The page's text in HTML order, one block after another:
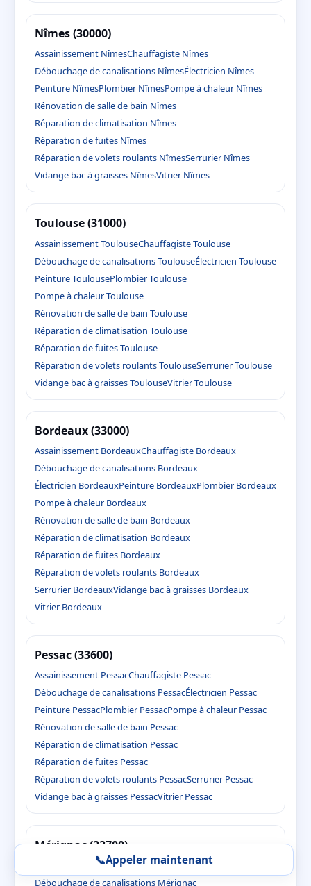
Nîmes (30000)
Assainissement NîmesChauffagiste Nîmes
Débouchage de canalisations NîmesÉlectricien Nîmes
Peinture NîmesPlombier NîmesPompe à chaleur Nîmes
Rénovation de salle de bain Nîmes
Réparation de climatisation Nîmes
Réparation de fuites Nîmes
Réparation de volets roulants NîmesSerrurier Nîmes
Vidange bac à graisses NîmesVitrier Nîmes
Toulouse (31000)
Assainissement ToulouseChauffagiste Toulouse
Débouchage de canalisations ToulouseÉlectricien Toulouse
Peinture ToulousePlombier Toulouse
Pompe à chaleur Toulouse
Rénovation de salle de bain Toulouse
Réparation de climatisation Toulouse
Réparation de fuites Toulouse
Réparation de volets roulants ToulouseSerrurier Toulouse
Vidange bac à graisses ToulouseVitrier Toulouse
Bordeaux (33000)
Assainissement BordeauxChauffagiste Bordeaux
Débouchage de canalisations Bordeaux
Électricien BordeauxPeinture BordeauxPlombier Bordeaux
Pompe à chaleur Bordeaux
Rénovation de salle de bain Bordeaux
Réparation de climatisation Bordeaux
Réparation de fuites Bordeaux
Réparation de volets roulants Bordeaux
Serrurier BordeauxVidange bac à graisses Bordeaux
Vitrier Bordeaux
Pessac (33600)
Assainissement PessacChauffagiste Pessac
Débouchage de canalisations PessacÉlectricien Pessac
Peinture PessacPlombier PessacPompe à chaleur Pessac
Rénovation de salle de bain Pessac
Réparation de climatisation Pessac
Réparation de fuites Pessac
Réparation de volets roulants PessacSerrurier Pessac
Vidange bac à graisses PessacVitrier Pessac
Mérignac (33700)
Assainissement MérignacChauffagiste Mérignac
Débouchage de canalisations Mérignac
📞Appeler maintenant